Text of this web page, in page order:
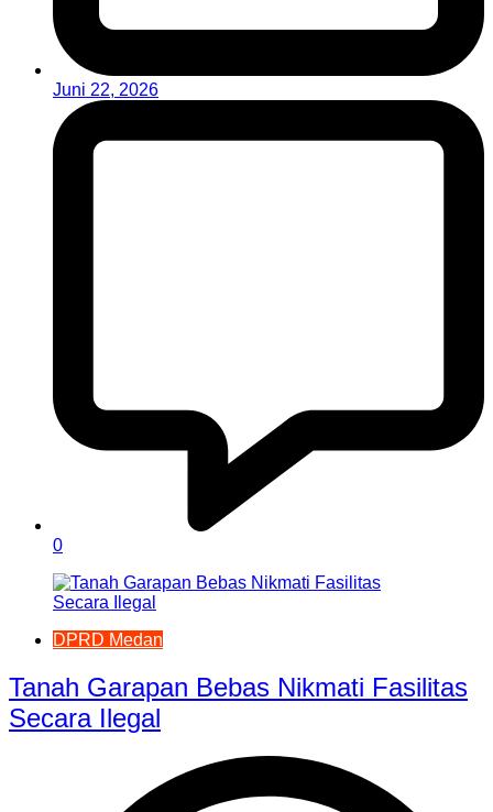
Juni 22, 2026
0
DPRD Medan
Tanah Garapan Bebas Nikmati Fasilitas
Secara Ilegal